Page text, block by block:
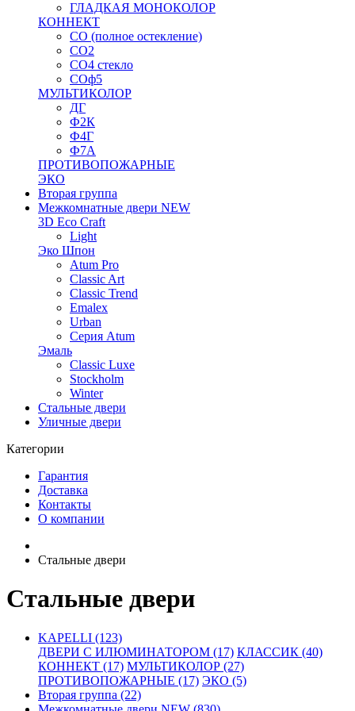
ГЛАДКАЯ МОНОКОЛОР
КОННЕКТ
СО (полное остекление)
СО2
СО4 стекло
СОф5
МУЛЬТИКОЛОР
ДГ
Ф2К
Ф4Г
Ф7А
ПРОТИВОПОЖАРНЫЕ
ЭКО
Вторая группа
Межкомнатные двери NEW
3D Eco Craft
Light
Эко Шпон
Atum Pro
Classic Art
Classic Trend
Emalex
Urban
Серия Atum
Эмаль
Classic Luxe
Stockholm
Winter
Стальные двери
Уличные двери
Категории
Гарантия
Доставка
Контакты
О компании
Стальные двери
Стальные двери
KAPELLI (123)
ДВЕРИ С ИЛЮМИНАТОРОМ (17) КЛАССИК (40)
КОННЕКТ (17) МУЛЬТИКОЛОР (27)
ПРОТИВОПОЖАРНЫЕ (17) ЭКО (5)
Вторая группа (22)